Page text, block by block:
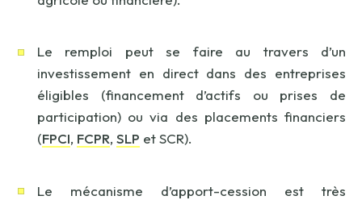
Le remploi peut se faire au travers d’un
investissement en direct dans des entreprises
éligibles (financement d’actifs ou prises de
participation) ou via des placements financiers
(FPCI, FCPR, SLP et SCR).
Le mécanisme d’apport-cession est très